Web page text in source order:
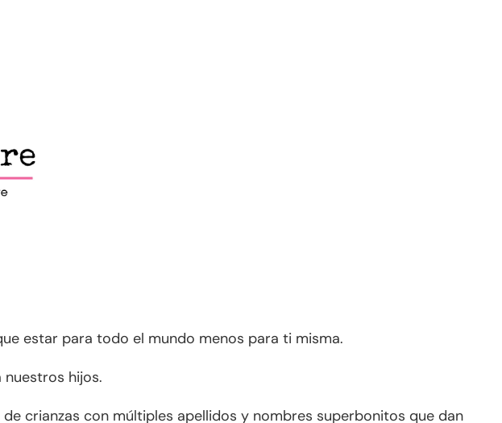
estar para todo el mundo menos para ti misma.
hijos.
crianzas con múltiples apellidos y nombres superbonitos que dan